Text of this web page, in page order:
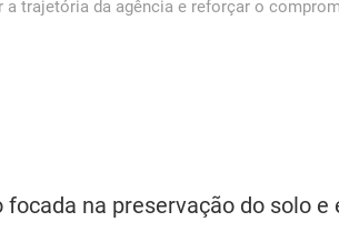
a trajetória da agência e reforçar o
na preservação do solo e